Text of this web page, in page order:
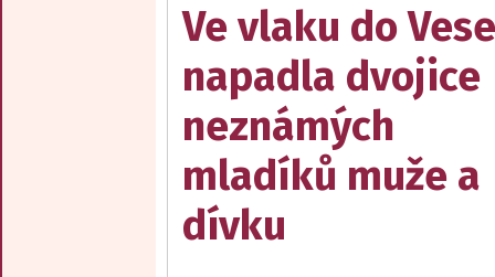
Ve vlaku do
napadla dvojice
neznámých
mladíků muže a
dívku